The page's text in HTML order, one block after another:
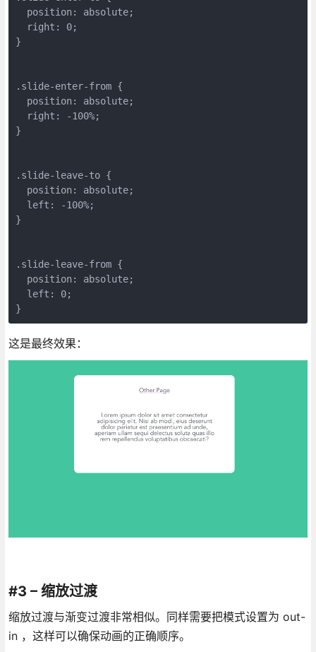
  position: absolute;
  right: 0;
}
.slide-enter-from {
  position: absolute;
  right: -100%;
}
.slide-leave-to {
  position: absolute;
  left: -100%;
}
.slide-leave-from {
  position: absolute;
  left: 0;
}
这是最终效果：
#3 – 缩放过渡
缩放过渡与渐变过渡非常相似。同样需要把模式设置为 out-
in ，这样可以确保动画的正确顺序。